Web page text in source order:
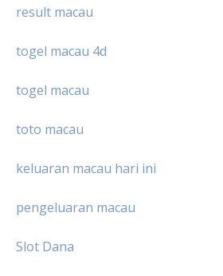
result macau
togel macau 4d
togel macau
toto macau
keluaran macau hari ini
pengeluaran macau
Slot Dana